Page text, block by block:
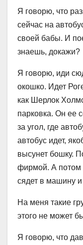
Я говорю, что
сейчас на
своей бабы. И
знаешь, докажи?
Я говорю, иди
окошко. Идет
как Шерлок
парковка. Он ее
за угол, где
автобус идет,
высунет бошку.
фирмой. А потом
сядет в машину и
На меня такие
этого не может
Я говорю, что